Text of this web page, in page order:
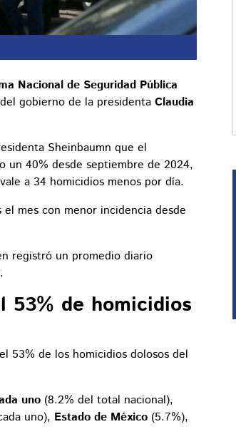
Nacional de Seguridad Pública
gobierno de la presidenta Claudia
Sheinbaumn que el
un 40% desde septiembre de 2024,
a 34 homicidios menos por día.
mes con menor incidencia desde
registró un promedio diario
53% de homicidios
53% de los homicidios dolosos del
uno (8.2% del total nacional),
uno), Estado de México (5.7%),